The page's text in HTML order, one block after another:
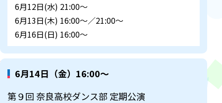
6月12日(水) 21:00～
6月13日(木) 16:00～／21:00～
6月16日(日) 16:00～
6月14日（金）16:00～
第９回 奈良高校ダンス部 定期公演